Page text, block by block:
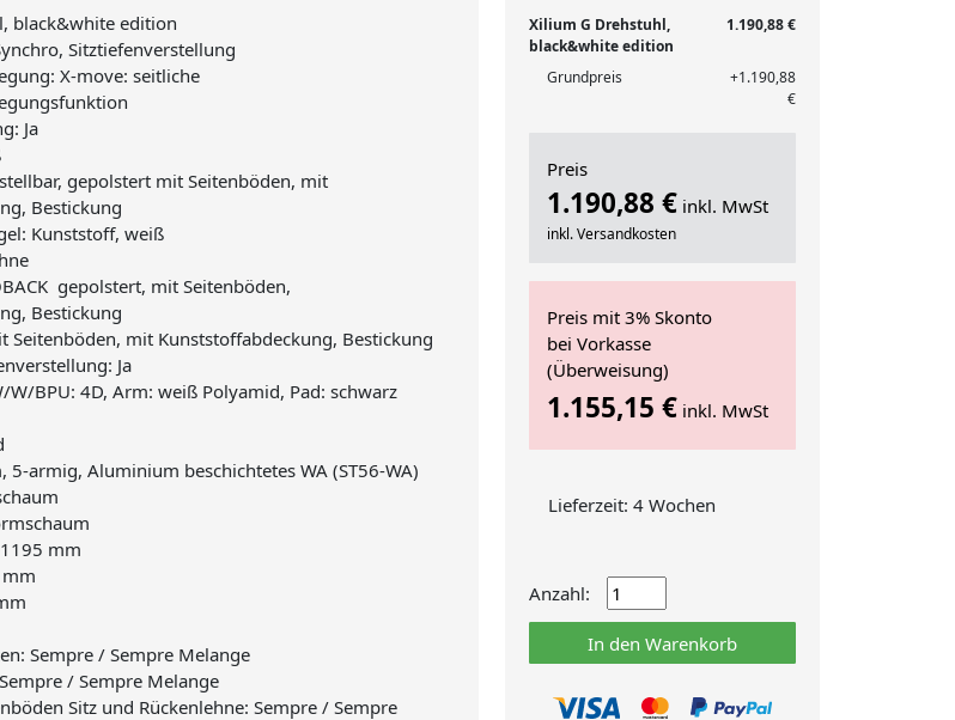
black&white edition
Sitztiefenverstellung
X-move: seitliche
Ja
gepolstert mit Seitenböden, mit
Bestickung
Kunststoff, weiß
 gepolstert, mit Seitenböden,
Bestickung
Seitenböden, mit Kunststoffabdeckung, Bestickung
Ja
W/BPU: 4D, Arm: weiß Polyamid, Pad: schwarz
5-armig, Aluminium beschichtetes WA (ST56-WA)
mm
Sempre / Sempre Melange
/ Sempre Melange
Sitz und Rückenlehne: Sempre / Sempre
Xilium G Drehstuhl,
black&white edition
1.190,88 €
Grundpreis
+1.190,88
€
Preis
1.190,88 € inkl. MwSt
inkl. Versandkosten
Preis mit 3% Skonto
bei Vorkasse
(Überweisung)
1.155,15 € inkl. MwSt
Lieferzeit: 4 Wochen
Anzahl:
In den Warenkorb